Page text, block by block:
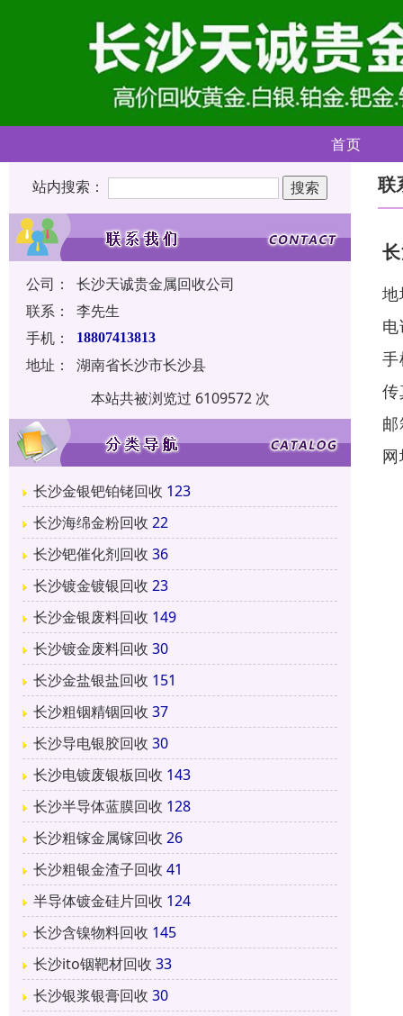
首页
站内搜索：
公司：
长沙天诚贵金属回收公司
联系：
李先生
手机：
18807413813
地址：
湖南省长沙市长沙县
本站共被浏览过 6109572 次
长沙金银钯铂铑回收 123
长沙海绵金粉回收 22
长沙钯催化剂回收 36
长沙镀金镀银回收 23
长沙金银废料回收 149
长沙镀金废料回收 30
长沙金盐银盐回收 151
长沙粗铟精铟回收 37
长沙导电银胶回收 30
长沙电镀废银板回收 143
长沙半导体蓝膜回收 128
长沙粗镓金属镓回收 26
长沙粗银金渣子回收 41
半导体镀金硅片回收 124
长沙含镍物料回收 145
长沙ito铟靶材回收 33
长沙银浆银膏回收 30
联